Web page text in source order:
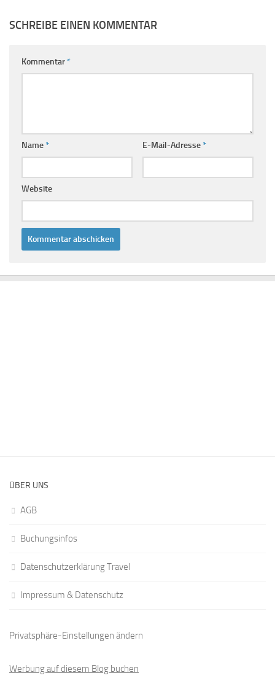
SCHREIBE EINEN KOMMENTAR
Kommentar*
Name* E-Mail-Adresse*
Website
ÜBER UNS
AGB
Buchungsinfos
Datenschutzerklärung Travel
Impressum & Datenschutz
Privatsphäre-Einstellungen ändern
Werbung auf diesem Blog buchen